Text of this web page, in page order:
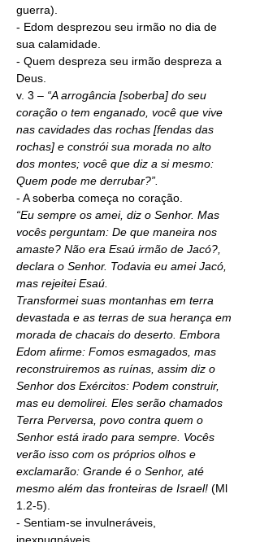
guerra).
- Edom desprezou seu irmão no dia de
sua calamidade.
- Quem despreza seu irmão despreza a
Deus.
v. 3 – “A arrogância [soberba] do seu
coração o tem enganado, você que vive
nas cavidades das rochas [fendas das
rochas] e constrói sua morada no alto
dos montes; você que diz a si mesmo:
Quem pode me derrubar?”.
- A soberba começa no coração.
“Eu sempre os amei, diz o Senhor. Mas
vocês perguntam: De que maneira nos
amaste? Não era Esaú irmão de Jacó?,
declara o Senhor. Todavia eu amei Jacó,
mas rejeitei Esaú.
Transformei suas montanhas em terra
devastada e as terras de sua herança em
morada de chacais do deserto. Embora
Edom afirme: Fomos esmagados, mas
reconstruiremos as ruínas, assim diz o
Senhor dos Exércitos: Podem construir,
mas eu demolirei. Eles serão chamados
Terra Perversa, povo contra quem o
Senhor está irado para sempre. Vocês
verão isso com os próprios olhos e
exclamarão: Grande é o Senhor, até
mesmo além das fronteiras de Israel! (Ml
1.2-5).
- Sentiam-se invulneráveis,